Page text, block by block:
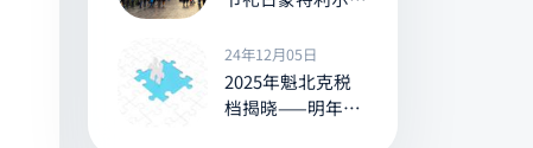
览
24年12月05日
2025年魁北克税
档揭晓——明年你